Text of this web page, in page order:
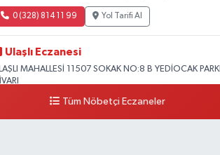
0 (328) 814 11 99 Yol Tarifi Al
Ulaşlı Eczanesi
MAHALLESİ 11507 SOKAK NO:8 B YEDİOCAK PARKI
0 (546) 158 81 80 Yol Tarifi Al
Tüm Nöbetçi Eczaneler